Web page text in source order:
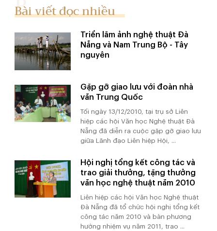
Bài viết đọc nhiều
Triển lãm ảnh nghệ thuật Đà
Nẵng và Nam Trung Bộ - Tây
nguyên
Gặp gỡ giao lưu với đoàn nhà
văn Trung Quốc
Tối ngày 13/12/2010, tại trụ sở Liên
hiệp các hội Văn học Nghệ thuật Đà
Nẵng đã diễn ra cuộc gặp gỡ giao lưu
giữa Lãnh đạo Liên hiệp Hội, ...
Hội nghị tổng kết công tác và
trao giải thưởng, tặng thưởng
văn học nghệ thuật năm 2010
Liên hiệp các hội Văn học Nghệ thuật
Đà Nẵng đã tổ chức hội nghị tổng kết
công tác năm 2010 và bàn phương
hướng nhiệm vụ năm 2011, trao ...